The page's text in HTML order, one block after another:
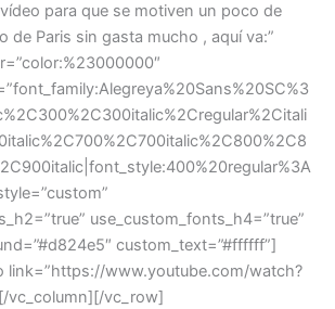
para que se motiven un poco de
de Paris sin gasta mucho , aquí va:”
use_custom_fonts_h4=”true”
custom_text=”#ffffff”]
link=”https://www.youtube.com/watch?
vc_column][/vc_row]